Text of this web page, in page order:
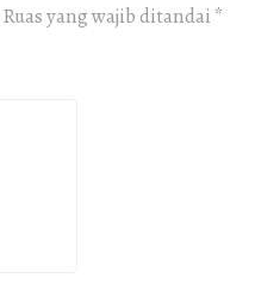
Ruas yang wajib ditandai *